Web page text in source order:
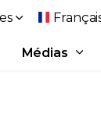
Médias